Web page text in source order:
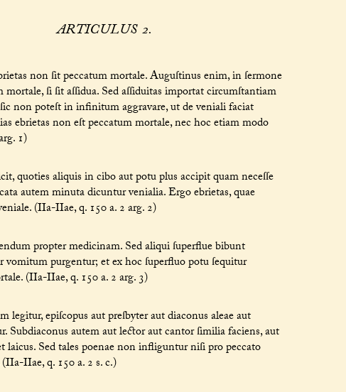
ARTICULUS 2.
non ſit peccatum mortale. Auguſtinus enim, in ſermone
ſi ſit aſſidua. Sed aſſiduitas importat circumſtantiam
non poteſt in infinitum aggravare, ut de veniali faciat
ebrietas non eſt peccatum mortale, nec hoc etiam modo
1)
quoties aliquis in cibo aut potu plus accipit quam neceſſe
autem minuta dicuntur venialia. Ergo ebrietas, quae
(IIa-IIae, q. 150 a. 2 arg. 2)
propter medicinam. Sed aliqui ſuperflue bibunt
vomitum purgentur; et ex hoc ſuperfluo potu ſequitur
(IIa-IIae, q. 150 a. 2 arg. 3)
legitur, epiſcopus aut preſbyter aut diaconus aleae aut
Subdiaconus autem aut lector aut cantor ſimilia faciens, aut
Sed tales poenae non infliguntur niſi pro peccato
IIae, q. 150 a. 2 s. c.)